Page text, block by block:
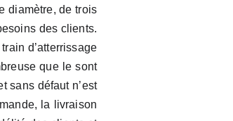
diamètre, de trois
des clients.
d’atterrissage
que le sont
sans défaut n’est
la livraison